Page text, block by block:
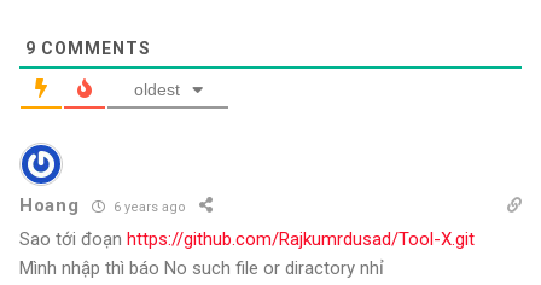
9 COMMENTS
oldest
Hoang 6 years ago
Sao tới đoạn https://github.com/Rajkumrdusad/Tool-X.git
Mình nhập thì báo No such file or diractory nhỉ